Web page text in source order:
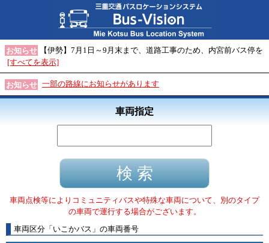
お知らせ
【伊勢】7月1日～9月末まで、道路工事のため、内宮前バス停を
[すべてを表示]
お知らせ 一部の路線にお知らせがあります
車両指定
車両点検等によりコミュニティバスや特殊な車両について、別のタイプ
の車両で運行する場合がございます。
車両区分 「 いこかバス 」 の車両番号